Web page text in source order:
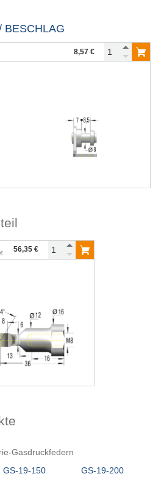
BESCHLAG
8,57 €
56,35 €
Gasdruckfedern
GS-19-150
GS-19-200